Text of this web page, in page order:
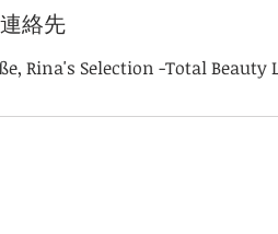
連絡先
Rina's Selection -Total Beauty